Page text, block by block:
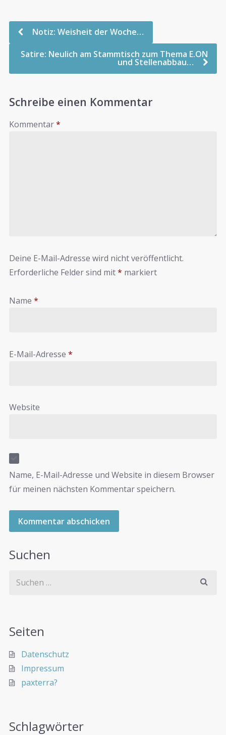
Notiz: Weisheit der Woche…
Satire: Neulich am Stammtisch zum Thema E.ON
und Stellenabbau…
Schreibe einen Kommentar
Kommentar*
Deine E-Mail-Adresse wird nicht veröffentlicht.
Erforderliche Felder sind mit* markiert
Name *
E-Mail-Adresse *
Website
Name, E-Mail-Adresse und Website in diesem Browser
für meinen nächsten Kommentar speichern.
Suchen
Seiten
Datenschutz
Impressum
paxterra?
Schlagwörter